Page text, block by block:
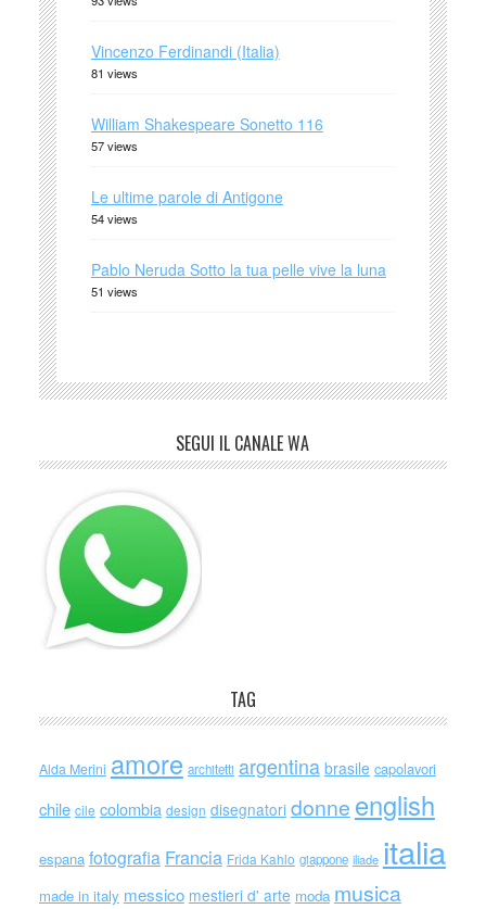
Vincenzo Ferdinandi (Italia)
81 views
William Shakespeare Sonetto 116
57 views
Le ultime parole di Antigone
54 views
Pablo Neruda Sotto la tua pelle vive la luna
51 views
SEGUI IL CANALE WA
TAG
Alda Merini amore architetti argentina brasile capolavori
chile cile colombia design disegnatori donne english
espana fotografia Francia Frida Kahlo giappone iliade italia
made in italy messico mestieri d' arte moda musica